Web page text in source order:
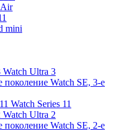
mini
Watch Ultra 3
Watch SE, 3-е
Watch Series 11
Watch Ultra 2
Watch SE, 2-е